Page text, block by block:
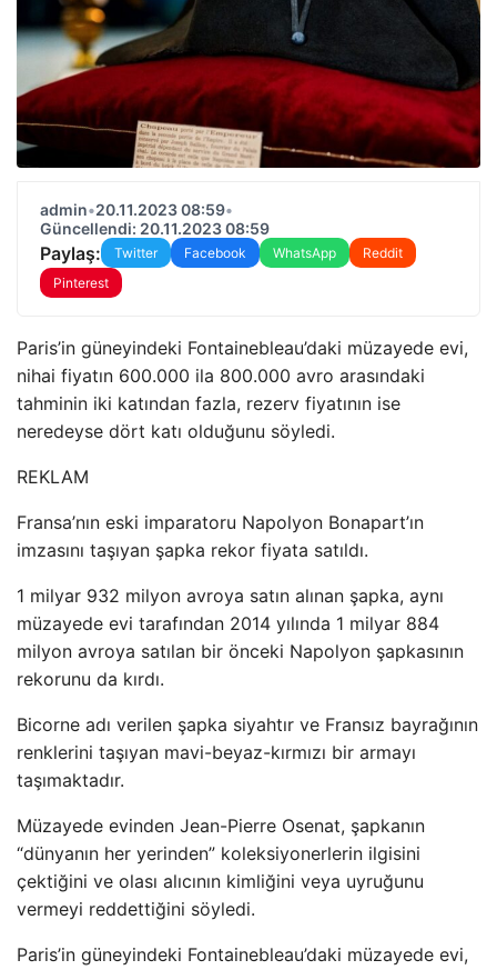
admin•20.11.2023 08:59•
Güncellendi: 20.11.2023 08:59
Paylaş: Twitter Facebook WhatsApp
Reddit
Pinterest
Paris’in güneyindeki Fontainebleau’daki müzayede evi,
nihai fiyatın 600.000 ila 800.000 avro arasındaki
tahminin iki katından fazla, rezerv fiyatının ise
neredeyse dört katı olduğunu söyledi.
REKLAM
Fransa’nın eski imparatoru Napolyon Bonapart’ın
imzasını taşıyan şapka rekor fiyata satıldı.
1 milyar 932 milyon avroya satın alınan şapka, aynı
müzayede evi tarafından 2014 yılında 1 milyar 884
milyon avroya satılan bir önceki Napolyon şapkasının
rekorunu da kırdı.
Bicorne adı verilen şapka siyahtır ve Fransız bayrağının
renklerini taşıyan mavi-beyaz-kırmızı bir armayı
taşımaktadır.
Müzayede evinden Jean-Pierre Osenat, şapkanın
“dünyanın her yerinden” koleksiyonerlerin ilgisini
çektiğini ve olası alıcının kimliğini veya uyruğunu
vermeyi reddettiğini söyledi.
Paris’in güneyindeki Fontainebleau’daki müzayede evi,